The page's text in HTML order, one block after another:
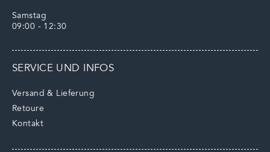
Samstag
09:00 - 12:30
SERVICE UND INFOS
Versand & Lieferung
Retoure
Kontakt